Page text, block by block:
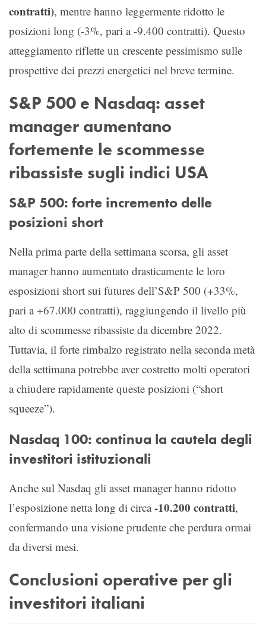
contratti), mentre hanno leggermente ridotto le
posizioni long (-3%, pari a -9.400 contratti). Questo
atteggiamento riflette un crescente pessimismo sulle
prospettive dei prezzi energetici nel breve termine.
S&P 500 e Nasdaq: asset
manager aumentano
fortemente le scommesse
ribassiste sugli indici USA
S&P 500: forte incremento delle
posizioni short
Nella prima parte della settimana scorsa, gli asset
manager hanno aumentato drasticamente le loro
esposizioni short sui futures dell’S&P 500 (+33%,
pari a +67.000 contratti), raggiungendo il livello più
alto di scommesse ribassiste da dicembre 2022.
Tuttavia, il forte rimbalzo registrato nella seconda metà
della settimana potrebbe aver costretto molti operatori
a chiudere rapidamente queste posizioni (“short
squeeze”).
Nasdaq 100: continua la cautela degli
investitori istituzionali
Anche sul Nasdaq gli asset manager hanno ridotto
l’esposizione netta long di circa-10.200 contratti,
confermando una visione prudente che perdura ormai
da diversi mesi.
Conclusioni operative per gli
investitori italiani